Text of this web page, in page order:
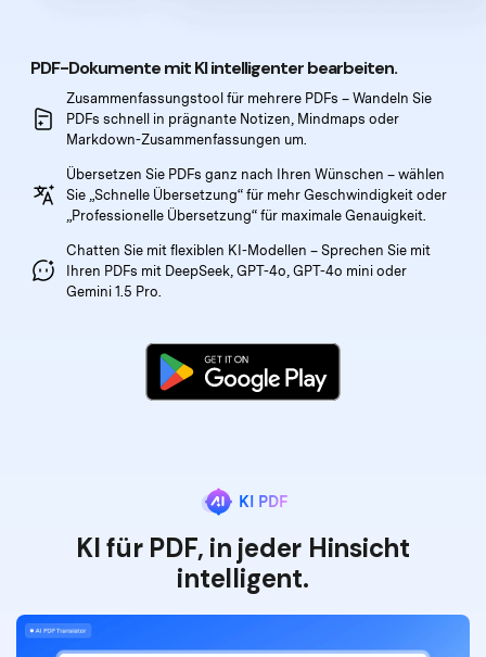
Download-Zentrum
Laden Sie die leistungsstärksten und einfachsten PDF-Tools
PDF-Dokumente mit KI intelligenter bearbeiten.
Zusammenfassungstool für mehrere PDFs – Wandeln Sie
PDFs schnell in prägnante Notizen, Mindmaps oder
Markdown-Zusammenfassungen um.
Übersetzen Sie PDFs ganz nach Ihren Wünschen – wählen
Sie „Schnelle Übersetzung“für mehr Geschwindigkeit oder
„Professionelle Übersetzung“ für maximale Genauigkeit.
Chatten Sie mit flexiblen KI-Modellen – Sprechen Sie mit
Ihren PDFs mit DeepSeek, GPT-4o, GPT-4o mini oder
Gemini 1.5 Pro.
KI PDF
KI für PDF, in jeder Hinsicht
intelligent.